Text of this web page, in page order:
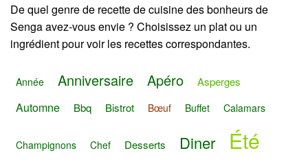
De quel genre de recette de cuisine des bonheurs de
Senga avez-vous envie ? Choisissez un plat ou un
ingrédient pour voir les recettes correspondantes.
Année Anniversaire Apéro Asperges
Automne Bbq Bistrot Bœuf Buffet Calamars
Champignons Chef Desserts Diner Été